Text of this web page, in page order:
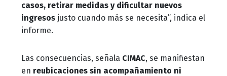
casos, retirar medidas y dificultar nuevos
ingresos justo cuando más se necesita”, indica el
informe.
Las consecuencias, señala CIMAC, se manifiestan
en reubicaciones sin acompañamiento ni